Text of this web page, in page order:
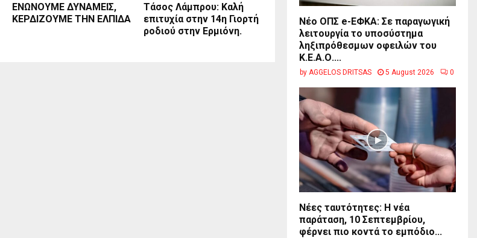
ΕΝΩΝΟΥΜΕ ΔΥΝΑΜΕΙΣ,
ΚΕΡΔΙΖΟΥΜΕ ΤΗΝ ΕΛΠΙΔΑ
Τάσος Λάμπρου: Καλή
επιτυχία στην 14η Γιορτή
ροδιού στην Ερμιόνη.
Νέο ΟΠΣ e-ΕΦΚΑ: Σε παραγωγική
λειτουργία το υποσύστημα
ληξιπρόθεσμων οφειλών του
Κ.Ε.Α.Ο....
by AGGELOS DRITSAS 5 August 2026 0
Νέες ταυτότητες: Η νέα
παράταση, 10 Σεπτεμβρίου,
φέρνει πιο κοντά το εμπόδιο...